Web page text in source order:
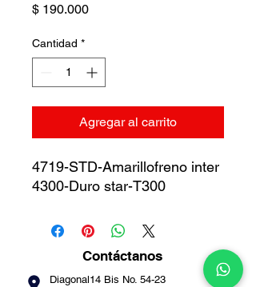
$ 190.000Precio
Cantidad *
Agregar al carrito
4719-STD-Amarillofreno inter
4300-Duro star-T300
Contáctanos
Diagonal14 Bis No. 54-23